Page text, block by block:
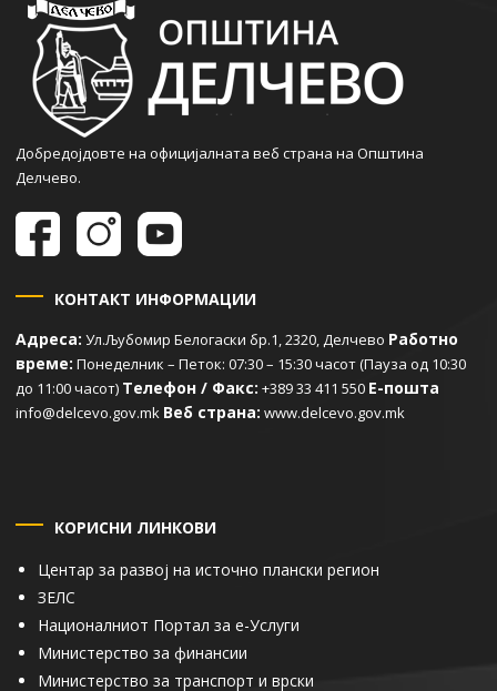
Добредојдовте на официјалната веб страна на Општина
Делчево.
КОНТАКТ ИНФОРМАЦИИ
Адреса: Ул.Љубомир Белогаски бр.1, 2320, Делчево Работно
време: Понеделник – Петок: 07:30 – 15:30 часот (Пауза од 10:30
до 11:00 часот) Телефон / Факс: +389 33 411 550 Е-пошта
info@delcevo.gov.mk Веб страна: www.delcevo.gov.mk
КОРИСНИ ЛИНКОВИ
Центар за развој на источно плански регион
ЗЕЛС
Националниот Портал за е-Услуги
Министерство за финансии
Министерство за транспорт и врски